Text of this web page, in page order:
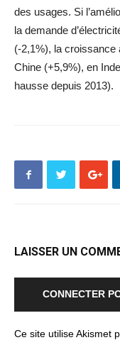
des usages. Si
la demande
(-2,1%), la croissance
Chine (+5,9%), en
hausse depuis 2013).
LAISSER UN
CONNECTER
Ce site utilise Akismet